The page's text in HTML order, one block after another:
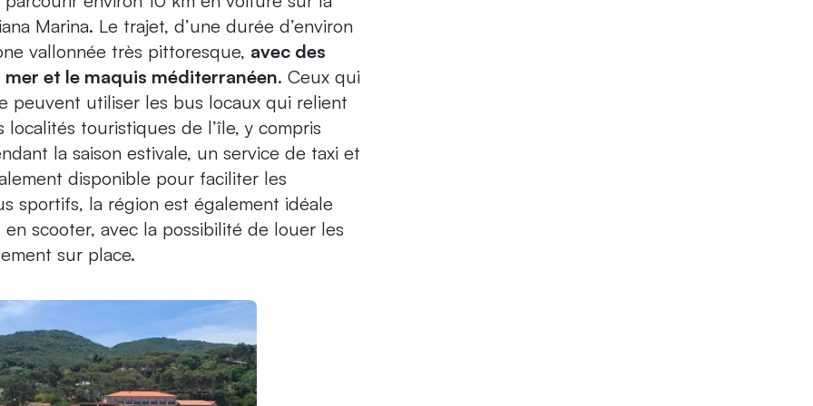
Marina. Le trajet, d’une durée d’environ
vallonnée très pittoresque, avec des
et le maquis méditerranéen. Ceux qui
peuvent utiliser les bus locaux qui relient
touristiques de l’île, y compris
la saison estivale, un service de taxi et
disponible pour faciliter les
sportifs, la région est également idéale
scooter, avec la possibilité de louer les
sur place.